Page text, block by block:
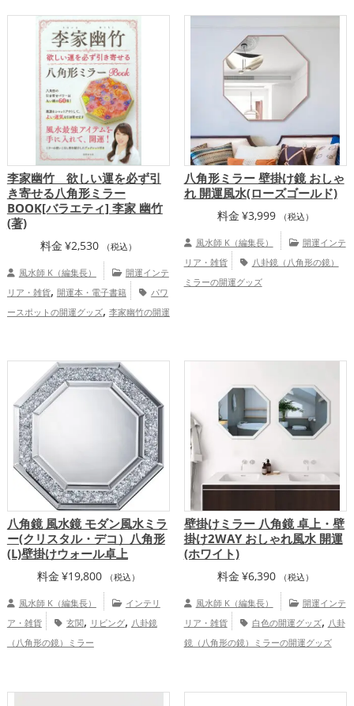
李家幽竹 欲しい運を必ず引
き寄せる八角形ミラー
BOOK[バラエティ] 李家 幽竹
(著)
料金 ¥2,530 （税込）
風水師 K（編集長）
開運インテ
リア・雑貨, 開運本・電子書籍
パワ
ースポットの開運グッズ, 李家幽竹の開運
恋愛運アップ,結婚運アップ
アップ,仕事運アップ,健康運アップ,
庭運・家族運アップ
総合運・全体運アッ
八角形ミラー 壁掛け鏡 おしゃ
れ 開運風水(ローズゴールド)
料金 ¥3,999 （税込）
風水師 K（編集長）
開運インテ
リア・雑貨
八卦鏡（八角形の鏡）
ミラーの開運グッズ
八角鏡 風水鏡 モダン風水ミラ
ー(クリスタル・デコ）八角形
(L)壁掛けウォール卓上
料金 ¥19,800 （税込）
風水師 K（編集長）
インテリ
ア・雑貨
玄関, リビング, 八卦鏡
（八角形の鏡）ミラー
壁掛けミラー 八角鏡 卓上・壁
掛け2WAY おしゃれ風水 開運
(ホワイト)
料金 ¥6,390 （税込）
風水師 K（編集長）
開運インテ
リア・雑貨
白色の開運グッズ, 八卦
鏡（八角形の鏡）ミラーの開運グッズ